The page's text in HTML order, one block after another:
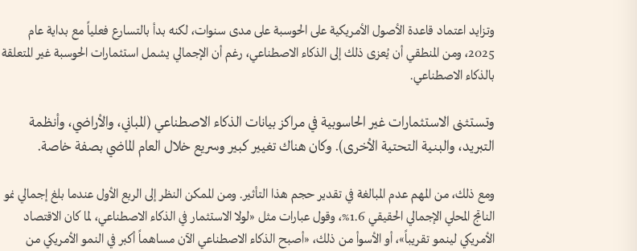
وتزايد اعتماد قاعدة الأصول الأمريكية على الحوسبة على مدى سنوات، لكنه بدأ بالتسارع فعلياً مع بداية عام
2025، ومن المنطقي أن يُعزى ذلك إلى الذكاء الاصطناعي، رغم أن الإجمالي يشمل استثمارات الحوسبة غير المتعلقة
بالذكاء الاصطناعي.
وتستثنى الاستثمارات غير الحاسوبية في مراكز بيانات الذكاء الاصطناعي (المباني، والأراضي، وأنظمة
التبريد، والبنية التحتية الأخرى). وكان هناك تغيير كبير وسريع خلال العام الماضي بصفة خاصة.
ومع ذلك، من المهم عدم المبالغة في تقدير حجم هذا التأثير. ومن الممكن النظر إلى الربع الأول عندما بلغ إجمالي نمو
الناتج المحلي الإجمالي الحقيقي 1.6%، وقول عبارات مثل «لولا الاستثمار في الذكاء الاصطناعي، لما كان الاقتصاد
الأمريكي لينمو تقريباً»، أو الأسوأ من ذلك، «أصبح الذكاء الاصطناعي الآن مساهماً أكبر في النمو الأمريكي من